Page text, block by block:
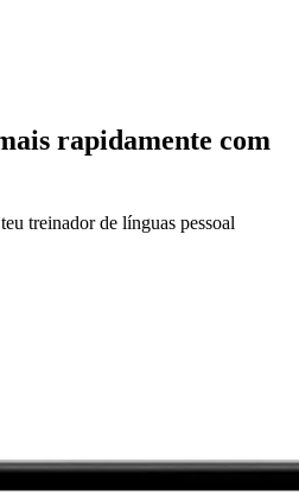
rapidamente com
treinador de línguas pessoal